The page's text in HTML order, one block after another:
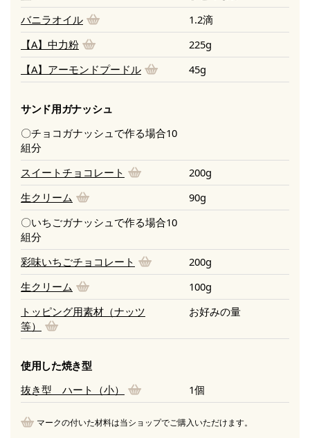
バニラオイル
1.2滴
【A】中力粉
225g
【A】アーモンドプードル
45g
サンド用ガナッシュ
〇チョコガナッシュで作る場合10
組分
スイートチョコレート
200g
生クリーム
90g
〇いちごガナッシュで作る場合10
組分
彩味いちごチョコレート
200g
生クリーム
100g
トッピング用素材（ナッツ
等）
お好みの量
使用した焼き型
抜き型 ハート（小） 1個
マークの付いた材料は当ショップでご購入いただけます。